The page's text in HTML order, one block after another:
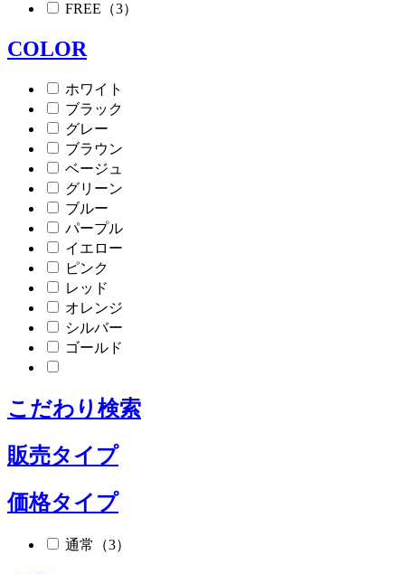
FREE（3）
COLOR
ホワイト
ブラック
グレー
ブラウン
ベージュ
グリーン
ブルー
パープル
イエロー
ピンク
レッド
オレンジ
シルバー
ゴールド
こだわり検索
販売タイプ
価格タイプ
通常（3）